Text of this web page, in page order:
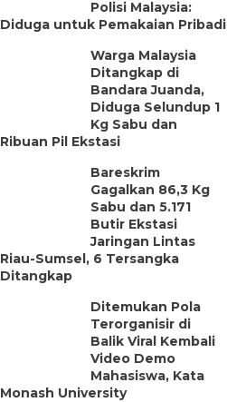
Polisi Malaysia:
Diduga untuk Pemakaian Pribadi
Warga Malaysia
Ditangkap di
Bandara Juanda,
Diduga Selundup 1
Kg Sabu dan
Ribuan Pil Ekstasi
Bareskrim
Gagalkan 86,3 Kg
Sabu dan 5.171
Butir Ekstasi
Jaringan Lintas
Riau-Sumsel, 6 Tersangka
Ditangkap
Ditemukan Pola
Terorganisir di
Balik Viral Kembali
Video Demo
Mahasiswa, Kata
Monash University